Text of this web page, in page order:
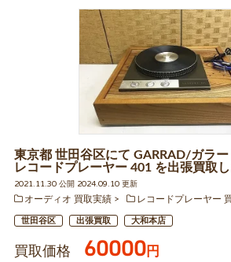
東京都 世田谷区にて GARRAD/ガラ
レコードプレーヤー 401 を出張買取
2021.11.30 公開 2024.09.10 更新
オーディオ 買取実績
レコードプレーヤー
世田谷区 出張買取 大和本店
買取価格 60000円